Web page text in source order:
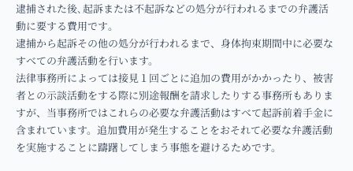
逮捕された後､起訴または不起訴などの処分が行われるまでの弁護活
動に要する費用です｡
逮捕から起訴その他の処分が行われるまで、身体拘束期間中に必要な
すべての弁護活動を行います。
法律事務所によっては接見１回ごとに追加の費用がかかったり、被害
者との示談活動をする際に別途報酬を請求したりする事務所もありま
すが、当事務所ではこれらの必要な弁護活動はすべて起訴前着手金に
含まれています。追加費用が発生することをおそれて必要な弁護活動
を実施することに躊躇してしまう事態を避けるためです。